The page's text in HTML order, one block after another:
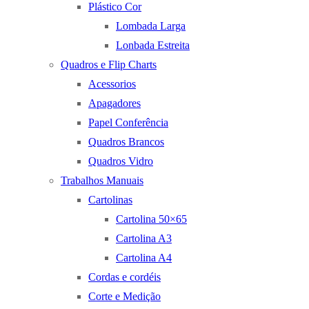
Plástico Cor
Lombada Larga
Lonbada Estreita
Quadros e Flip Charts
Acessorios
Apagadores
Papel Conferência
Quadros Brancos
Quadros Vidro
Trabalhos Manuais
Cartolinas
Cartolina 50×65
Cartolina A3
Cartolina A4
Cordas e cordéis
Corte e Medição